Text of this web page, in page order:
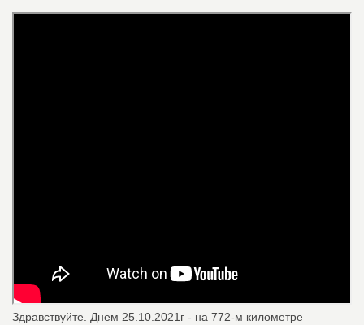
Здравствуйте. Днем 25.10.2021г - на 772-м километре